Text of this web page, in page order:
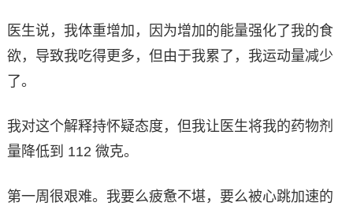
医生说，我体重增加，因为增加的能量强化了我的食
欲，导致我吃得更多，但由于我累了，我运动量减少
了。
我对这个解释持怀疑态度，但我让医生将我的药物剂
量降低到 112 微克。
第一周很艰难。我要么疲惫不堪，要么被心跳加速的